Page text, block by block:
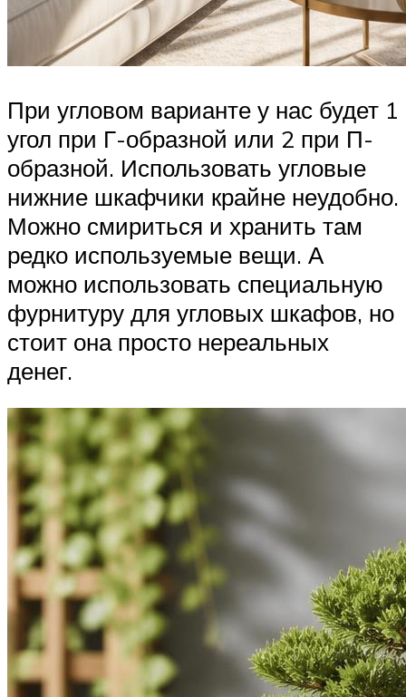
При угловом варианте у нас будет 1
угол при Г-образной или 2 при П-
образной. Использовать угловые
нижние шкафчики крайне неудобно.
Можно смириться и хранить там
редко используемые вещи. А
можно использовать специальную
фурнитуру для угловых шкафов, но
стоит она просто нереальных
денег.